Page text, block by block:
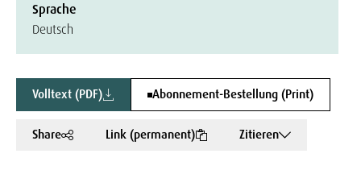
Sprache
Deutsch
Volltext (PDF) Abonnement-Bestellung (Print)
Share Link (permanent) Zitieren